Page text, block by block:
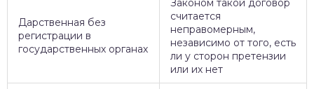
Дарственная без
регистрации в
государственных органах
Законом такой договор
считается
неправомерным,
независимо от того, есть
ли у сторон претензии
или их нет